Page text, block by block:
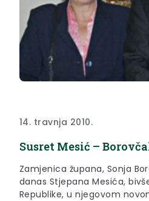
14. travnja 2010.
Susret Mesić –
Zamjenica župana, Sonja
danas Stjepana Mesića,
Republike, u njegovom